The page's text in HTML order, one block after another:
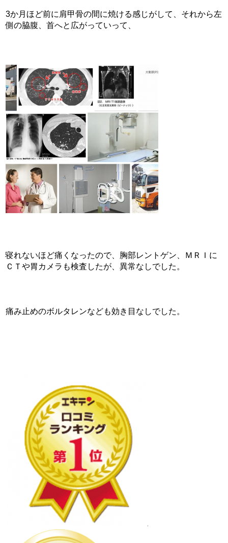
3か月ほど前に肩甲骨の間に焼ける感じがして、それから左
側の脇腹、首へと広がっていって、
寝れないほど痛くなったので、胸部レントゲン、ＭＲＩに
ＣＴや胃カメラも検査したが、異常なしでした。
痛み止めのボルタレンなども効き目なしでした。